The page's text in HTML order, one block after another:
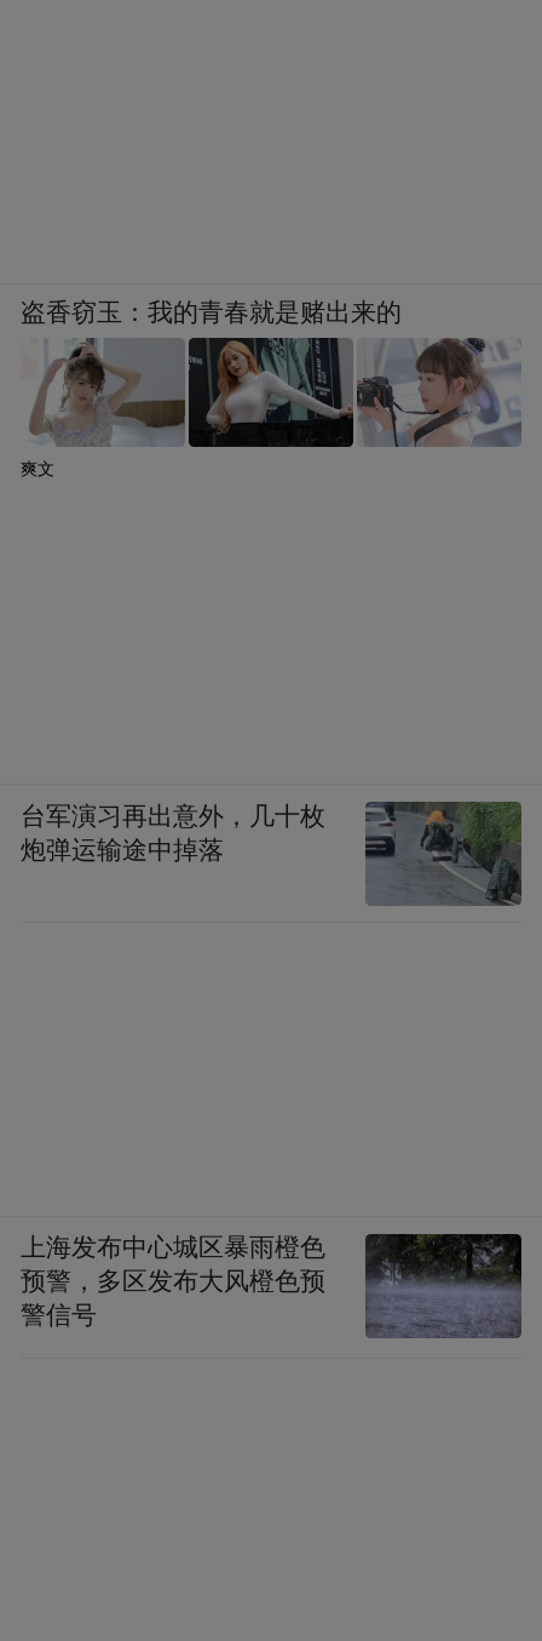
盗香窃玉：我的青春就是赌出来的
爽文
台军演习再出意外，几十枚
炮弹运输途中掉落
上海发布中心城区暴雨橙色
预警，多区发布大风橙色预
警信号